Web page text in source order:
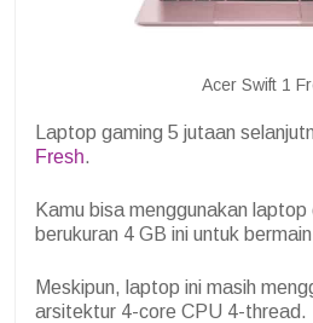
Acer Swift 1
Laptop gaming 5 jutaan
Fresh.
Kamu bisa menggunakan laptop
berukuran 4 GB ini untuk
Meskipun, laptop ini masih
arsitektur 4-core CPU 4-thread.